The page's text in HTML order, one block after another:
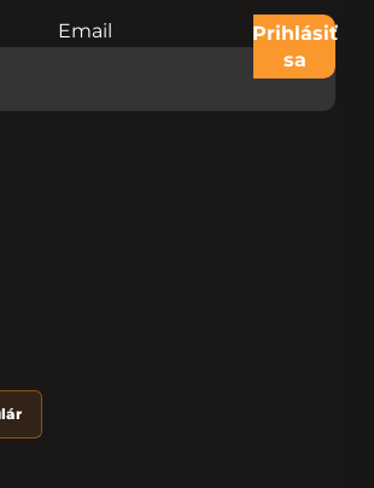
Nevypĺňajte toto pole:
Email
Prihlásiť
sa